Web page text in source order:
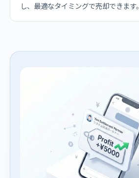
し、最適なタイミングで売却できます。